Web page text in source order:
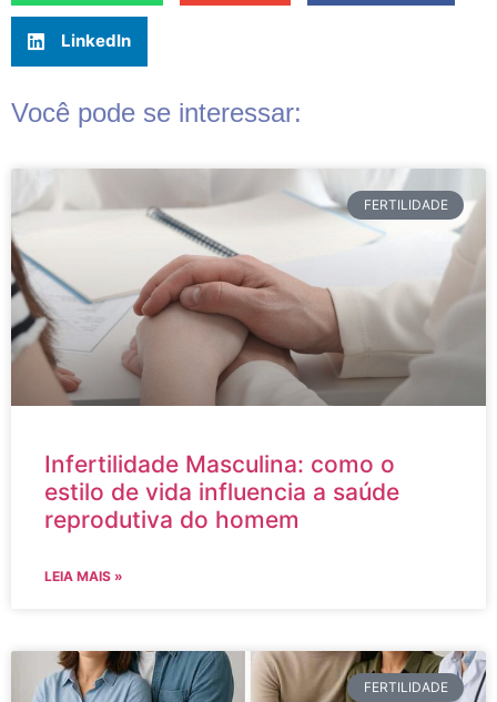
LinkedIn
Você pode se interessar:
FERTILIDADE
Infertilidade Masculina: como o
estilo de vida influencia a saúde
reprodutiva do homem
LEIA MAIS »
FERTILIDADE